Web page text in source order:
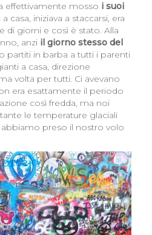
effettivamente mosso i suoi
a casa, iniziava a staccarsi, era
di giorni e così è stato. Alla
anzi il giorno stesso del
partiti in barba a tutti i parenti
a casa, direzione
volta per tutti. Ci avevano
era esattamente il periodo
così fredda, ma noi
le temperature glaciali
abbiamo preso il nostro volo